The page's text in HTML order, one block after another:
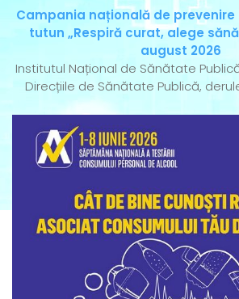
Campania națională de prevenire
tutun „Respiră curat, alege
august 2026
Institutul Național de Sănătate
Direcțiile de Sănătate Publică,